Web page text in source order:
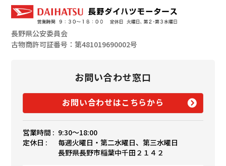
長野県公安委員会
古物商許可証番号：第481019690002号
お問い合わせ窓口
お問い合わせはこちらから
営業時間 : 9:30〜18:00
定休日 :
毎週火曜日・第二水曜日、第三水曜日
長野県長野市稲葉中千田２１４２